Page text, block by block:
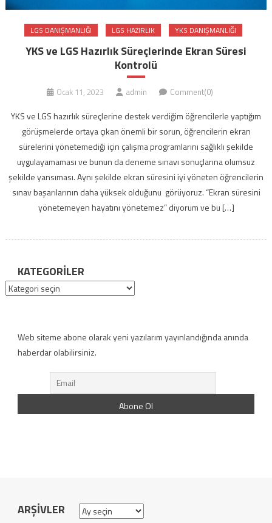
LGS DANIŞMANLIĞI LGS HAZIRLIK YKS DANIŞMANLIĞI
YKS ve LGS Hazırlık Süreçlerinde Ekran Süresi
Kontrolü
Ocak 11, 2023 admin Comment(0)
YKS ve LGS hazırlık süreçlerine destek verdiğim öğrencilerle yaptığım
görüşmelerde ortaya çıkan önemli bir sorun, öğrencilerin ekran
sürelerini yönetemediği için çalışma programlarını sağlıklı şekilde
uygulayamaması ve bunun da deneme sınavı sonuçlarına olumsuz
şekilde yansıması. Aynı şekilde ekran süresini iyi yöneten öğrencilerin
sınav başarılarının daha yüksek olduğunu görüyoruz. “Ekran süresini
yönetemeyen hayatını yönetemez” diyorum ve bu […]
KATEGORILER
Kategoriler
Web siteme abone olarak yeni yazılarım yayınlandığında anında
haberdar olabilirsiniz.
ARŞIVLER Arşivler